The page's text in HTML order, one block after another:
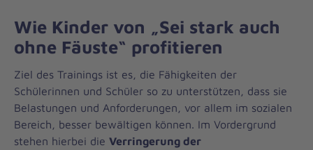
Wie Kinder von „Sei stark auch
ohne Fäuste“ profitieren
Ziel des Trainings ist es, die Fähigkeiten der
Schülerinnen und Schüler so zu unterstützen, dass sie
Belastungen und Anforderungen, vor allem im sozialen
Bereich, besser bewältigen können. Im Vordergrund
stehen hierbei die Verringerung der